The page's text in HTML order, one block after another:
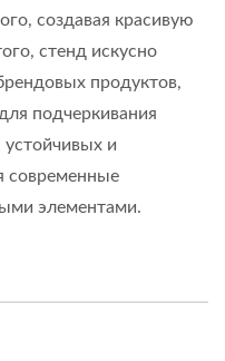
создавая красивую
стенд искусно
продуктов,
подчеркивания
и
современные
элементами.